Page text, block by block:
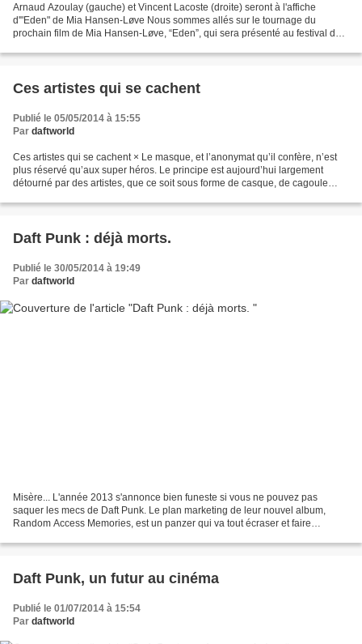
Arnaud Azoulay (gauche) et Vincent Lacoste (droite) seront à l'affiche
d'"Eden" de Mia Hansen-Løve Nous sommes allés sur le tournage du
prochain film de Mia Hansen-Løve, “Eden”, qui sera présenté au festival du
Ces artistes qui se cachent
Publié le 05/05/2014 à 15:55
Par daftworld
Ces artistes qui se cachent × Le masque, et l’anonymat qu’il confère, n’est
plus réservé qu’aux super héros. Le principe est aujourd’hui largement
détourné par des artistes, que ce soit sous forme de casque, de cagoule
Daft Punk : déjà morts.
Publié le 30/05/2014 à 19:49
Par daftworld
Misère... L'année 2013 s'annonce bien funeste si vous ne pouvez pas
saquer les mecs de Daft Punk. Le plan marketing de leur nouvel album,
Random Access Memories, est un panzer qui va tout écraser et faire
Daft Punk, un futur au cinéma
Publié le 01/07/2014 à 15:54
Par daftworld